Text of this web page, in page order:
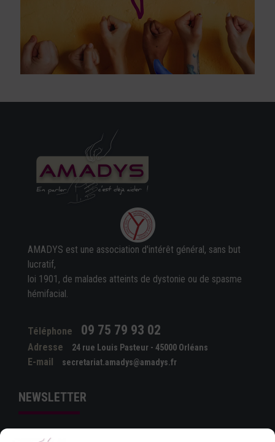
AMADYS est une association d'intérêt général, sans but
lucratif,
loi 1901, de malades atteints de dystonie ou de spasme
hémifacial.
Téléphone 09 75 79 93 02
Adresse 24 rue Louis Pasteur - 45000 Orléans
E-mail secretariat.amadys@amadys.fr
NEWSLETTER